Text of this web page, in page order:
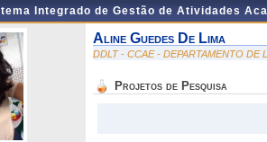
Integrado de Gestão de Atividades
Aline Guedes De Lima
DDLT - CCAE - DEPARTAMENTO DE
Projetos de Pesquisa